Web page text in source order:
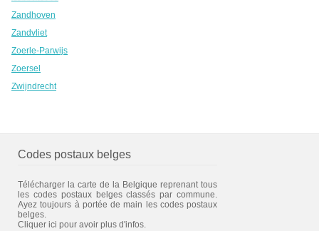
Zandhoven
Zandvliet
Zoerle-Parwijs
Zoersel
Zwijndrecht
Codes postaux belges
Télécharger la carte de la Belgique reprenant tous
les codes postaux belges classés par commune.
Ayez toujours à portée de main les codes postaux
belges.
Cliquer ici pour avoir plus d'infos.